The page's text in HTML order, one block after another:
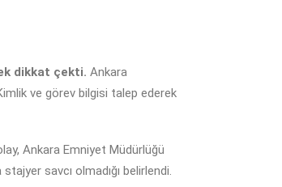
dikkat çekti. Ankara
ve görev bilgisi talep ederek
Ankara Emniyet Müdürlüğü
savcı olmadığı belirlendi.